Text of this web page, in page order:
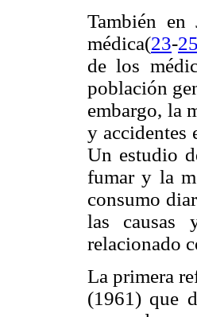
También en
médica(23-25
de los
población
embargo, la
y accidentes
Un estudio
fumar y la
consumo
las causas
relacionado
La primera
(1961) que